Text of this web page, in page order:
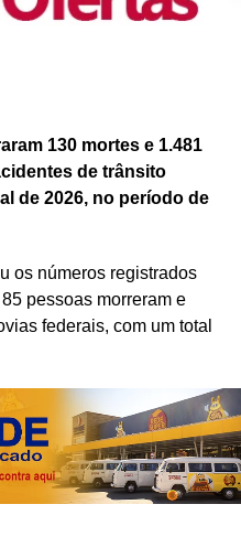
130 mortes e 1.481
de trânsito
de 2026, no período de
os números registrados
pessoas morreram e
federais, com um total